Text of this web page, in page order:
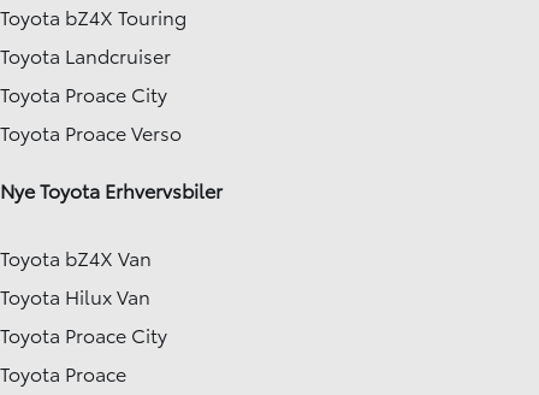
Toyota bZ4X Touring
Toyota Landcruiser
Toyota Proace City
Toyota Proace Verso
Nye Toyota Erhvervsbiler
Toyota bZ4X Van
Toyota Hilux Van
Toyota Proace City
Toyota Proace